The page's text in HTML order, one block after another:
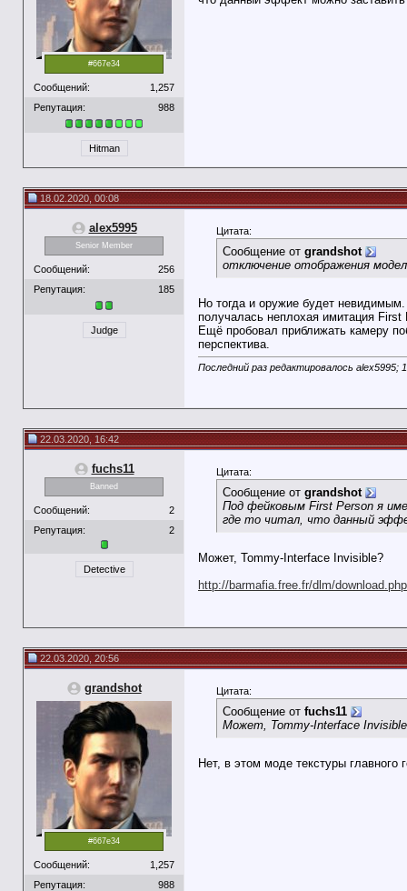
#667e34
Сообщений:
1,257
Репутация:
988
Hitman
18.02.2020, 00:08
alex5995
Senior Member
Сообщений:
256
Репутация:
185
Judge
Цитата:
Сообщение от grandshot
отключение отображения
Но тогда и оружие будет
получалась неплохая имитация
Ещё пробовал приближать камеру
перспектива.
Последний раз редактировалось alex5995;
22.03.2020, 16:42
fuchs11
Banned
Сообщений:
2
Репутация:
2
Detective
Цитата:
Сообщение от grandshot
Под фейковым First Person я
где то читал, что данный
Может, Tommy-Interface Invisible?
http://barmafia.free.fr/dlm/
22.03.2020, 20:56
grandshot
#667e34
Сообщений:
1,257
Репутация:
988
Цитата:
Сообщение от fuchs11
Может, Tommy-Interface
Нет, в этом моде текстуры